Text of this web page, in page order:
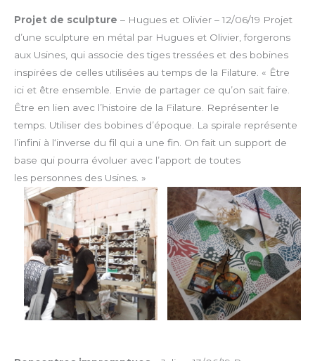
Projet de sculpture – Hugues et Olivier – 12/06/19 Projet
d’une sculpture en métal par Hugues et Olivier, forgerons
aux Usines, qui associe des tiges tressées et des bobines
inspirées de celles utilisées au temps de la Filature. « Être
ici et être ensemble. Envie de partager ce qu’on sait faire.
Être en lien avec l’histoire de la Filature. Représenter le
temps. Utiliser des bobines d’époque. La spirale représente
l’infini à l‘inverse du fil qui a une fin. On fait un support de
base qui pourra évoluer avec l’apport de toutes
les personnes des Usines. »